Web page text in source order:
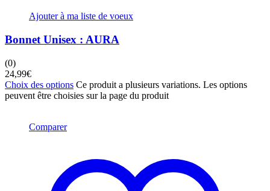
Ajouter à ma liste de voeux
Bonnet Unisex : AURA
(0)
24,99€
Choix des options Ce produit a plusieurs variations. Les options
peuvent être choisies sur la page du produit
Comparer